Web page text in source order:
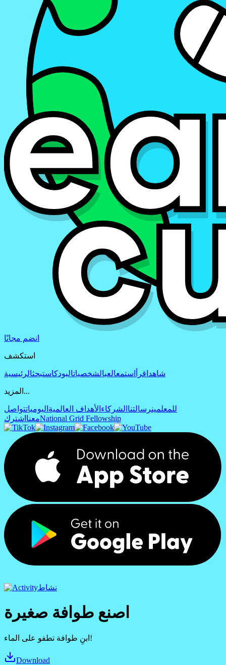
انضم مجانًا
استكشف
شاهد اقرأ استمعالعبالشخصياتالبودكاستبحثالرئيسية
المزيد...
للمعلمينرسالتنا الشركاء الأهداف العالمية اليومياتتواصل
معنا اشترك National Grid Fellowship
نشاط
اصنع طوافة صغيرة
ابنِ طوافة تطفو على الماء!
Download